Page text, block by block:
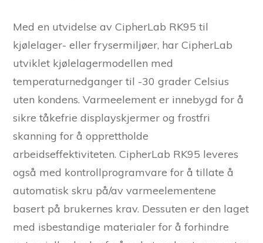
Med en utvidelse av CipherLab RK95 til
kjølelager- eller frysermiljøer, har CipherLab
utviklet kjølelagermodellen med
temperaturnedganger til -30 grader Celsius
uten kondens. Varmeelement er innebygd for å
sikre tåkefrie displayskjermer og frostfri
skanning for å opprettholde
arbeidseffektiviteten. CipherLab RK95 leveres
også med kontrollprogramvare for å tillate å
automatisk skru på/av varmeelementene
basert på brukernes krav. Dessuten er den laget
med isbestandige materialer for å forhindre